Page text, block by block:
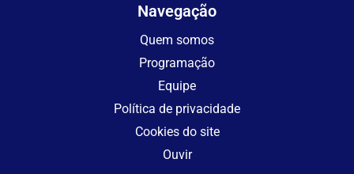
Navegação
Quem somos
Programação
Equipe
Política de privacidade
Cookies do site
Ouvir